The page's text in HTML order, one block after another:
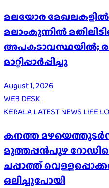
മലയോര മേഖലകളിൽ
മലാംകുന്നിൽ
അപകടാവസ്ഥയിൽ;
മാറ്റിപ്പാർപ്പിച്ചു
August 1, 2026
WEB DESK
KERALALATEST NEWS LIFE
കനത്ത
മുത്തപ്പൻപുഴ
ചപ്പാത്ത്
ഒലിച്ചുപോയി